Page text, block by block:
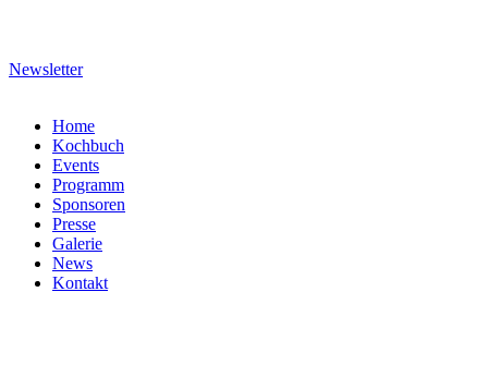
Newsletter
Home
Kochbuch
Events
Programm
Sponsoren
Presse
Galerie
News
Kontakt